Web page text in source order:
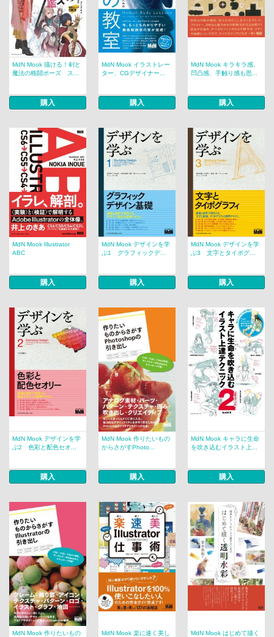
MdN Mook 描ける！剣と
魔法の格闘ポーズ ス...
購入
MdN Mook イラストレー
ター、CGデザイナー...
購入
MdN Mook キラキラ感、
凹凸感、手触り感も思...
購入
MdN Mook Illustrator
ABC
購入
MdN Mook デザインを学
ぶ1 グラフィックデ...
購入
MdN Mook デザインを学
ぶ3 文字とタイポグ...
購入
MdN Mook デザインを学
ぶ2 色彩と配色セオ...
購入
MdN Mook 作りたいもの
からさがすPhoto...
購入
MdN Mook キャラに生命
を吹き込むイラスト上...
購入
MdN Mook 作りたいもの
MdN Mook 楽に速く美し
MdN Mook はじめて描く